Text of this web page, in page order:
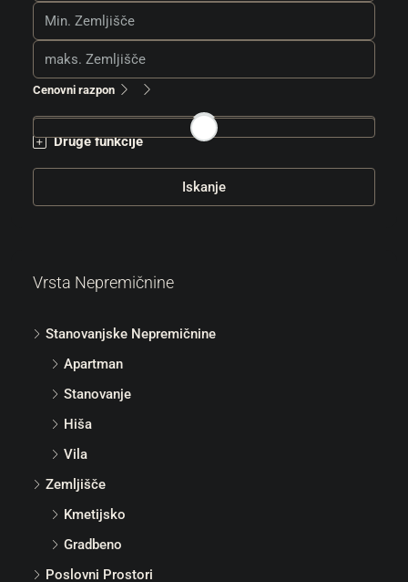
Cenovni razpon
Druge funkcije
Iskanje
Vrsta Nepremičnine
Stanovanjske Nepremičnine
Apartman
Stanovanje
Hiša
Vila
Zemljišče
Kmetijsko
Gradbeno
Poslovni Prostori